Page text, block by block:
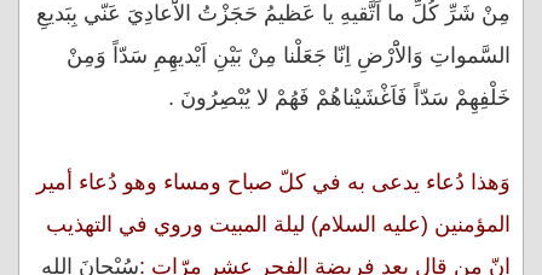
مِنْ شَرِّ كُلِّ ما اَتَّقيهِ يا عَظيمُ حَجَزْتُ الاَْعادِيَ عَنّي بِبَديعِ
السَّمواتِ وَالاَْرْضِ اِنّا جَعَلْنا مِنْ بَيْنِ اَيْديهِمِ سَدّاً وَمِنْ
خَلْفِهِمْ سَدّاً فَاَغْشَيْناهُمْ فَهُمْ لا يُبْصِرُونَ .
وَهذا دُعاء يدعى به في كلّ صباح ومساء وهو دُعاء أمير
المؤمنين (عليه السلام) ليلة المبيت وروي في التهذيب
انّ من قال بعد فريضة الفجر عشر مرّات :سُبْحانَ اللهِ